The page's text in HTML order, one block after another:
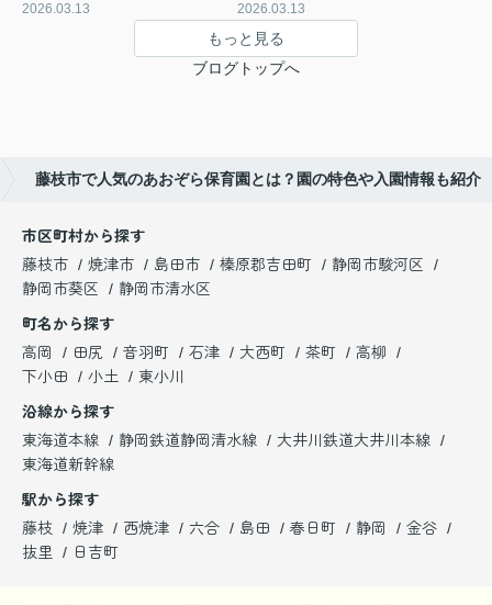
2026.03.13 2026.03.13
もっと見る
ブログトップへ
藤枝市で人気のあおぞら保育園とは？園の特色や入園情報も紹介
市区町村から探す
藤枝市
焼津市 島田市 榛原郡吉田町
静岡市駿河区
静岡市葵区
静岡市清水区
町名から探す
高岡
田尻 音羽町 石津 大西町 茶町
高柳
下小田
小土
東小川
沿線から探す
東海道本線
静岡鉄道静岡清水線
大井川鉄道大井川本線
東海道新幹線
駅から探す
藤枝
焼津 西焼津 六合 島田 春日町 静岡
金谷
抜里
日吉町